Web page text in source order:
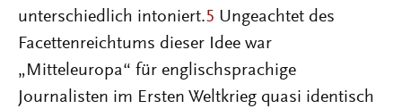
unterschiedlich intoniert.5 Ungeachtet des
Facettenreichtums dieser Idee war
„Mitteleuropa“ für englischsprachige
Journalisten im Ersten Weltkrieg quasi identisch